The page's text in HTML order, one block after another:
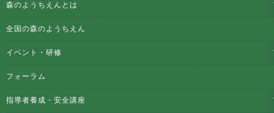
森のようちえんとは
全国の森のようちえん
イベント・研修
フォーラム
指導者養成・安全講座